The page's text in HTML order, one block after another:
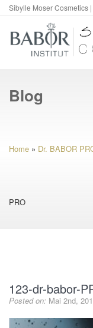
Sibylle Moser Cosmetics
Blog
Home » Dr. BABOR
PRO
123-dr-babor-
Posted on: Mai 2nd,